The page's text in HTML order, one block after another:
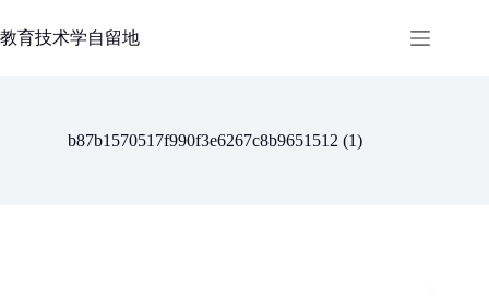
过
教育技术学自留地
b87b1570517f990f3e6267c8b9651512 (1)